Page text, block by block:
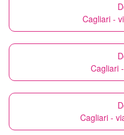
Cagliari -
Cagliari
Cagliari -